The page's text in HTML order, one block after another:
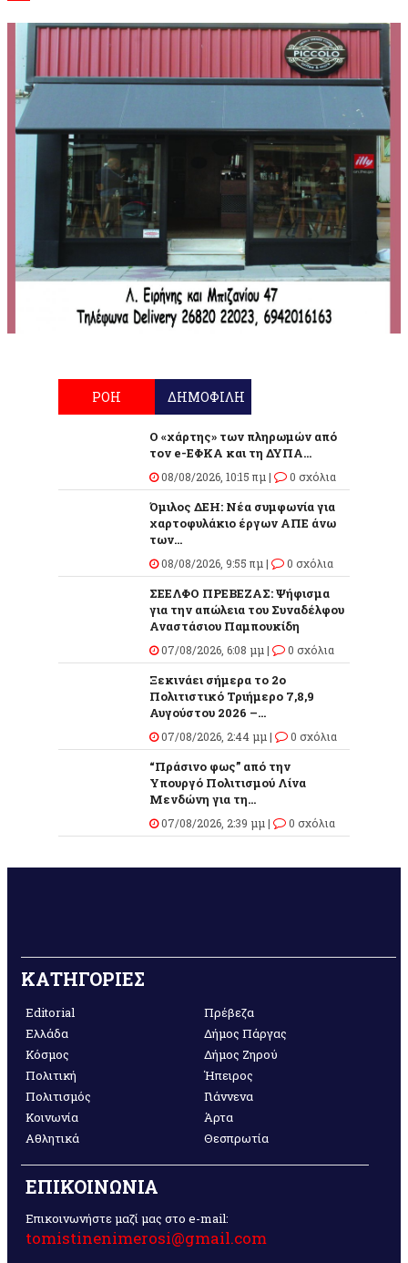
ΡΟΗ ΔΗΜΟΦΙΛΗ
Ο «χάρτης» των πληρωμών από
τον e-ΕΦΚΑ και τη ΔΥΠΑ...
08/08/2026, 10:15 πμ | 0 σχόλια
Όμιλος ΔΕΗ: Νέα συμφωνία για
χαρτοφυλάκιο έργων ΑΠΕ άνω
των...
08/08/2026, 9:55 πμ | 0 σχόλια
ΣΕΕΛΦΟ ΠΡΕΒΕΖΑΣ: Ψήφισμα
για την απώλεια του Συναδέλφου
Αναστάσιου Παμπουκίδη
07/08/2026, 6:08 μμ | 0 σχόλια
Ξεκινάει σήμερα το 2ο
Πολιτιστικό Τριήμερο 7,8,9
Αυγούστου 2026 –...
07/08/2026, 2:44 μμ | 0 σχόλια
“Πράσινο φως” από την
Υπουργό Πολιτισμού Λίνα
Μενδώνη για τη...
07/08/2026, 2:39 μμ | 0 σχόλια
ΚΑΤΗΓΟΡΙΕΣ
Editorial
Ελλάδα
Κόσμος
Πολιτική
Πολιτισμός
Κοινωνία
Αθλητικά
Πρέβεζα
Δήμος Πάργας
Δήμος Ζηρού
Ήπειρος
Γιάννενα
Άρτα
Θεσπρωτία
ΕΠΙΚΟΙΝΩΝΙΑ
Επικοινωνήστε μαζί μας στο e-mail:
tomistinenimerosi@gmail.com